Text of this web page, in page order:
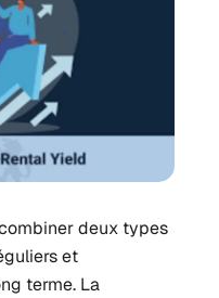
deux types
et
terme. La